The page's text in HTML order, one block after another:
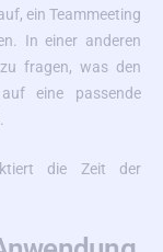
ein Teammeeting
In einer anderen
fragen, was den
eine passende
die Zeit der